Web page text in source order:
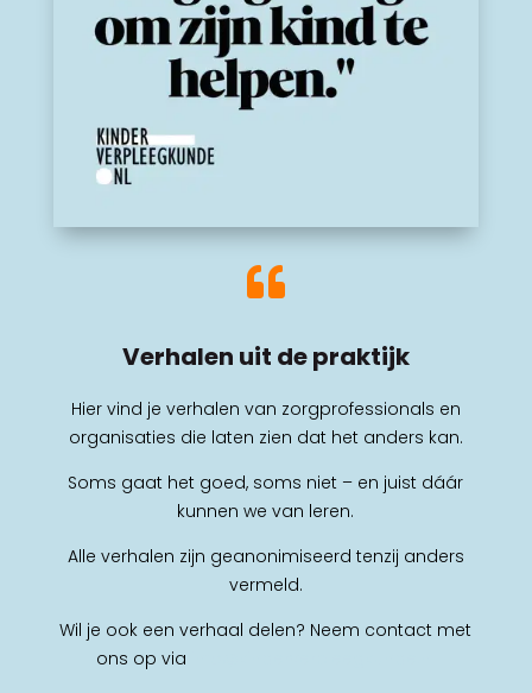

Verhalen uit de praktijk
Hier vind je verhalen van zorgprofessionals en
organisaties die laten zien dat het anders kan.
Soms gaat het goed, soms niet – en juist dáár
kunnen we van leren.
Alle verhalen zijn geanonimiseerd tenzij anders
vermeld.
Wil je ook een verhaal delen? Neem contact met
ons op via